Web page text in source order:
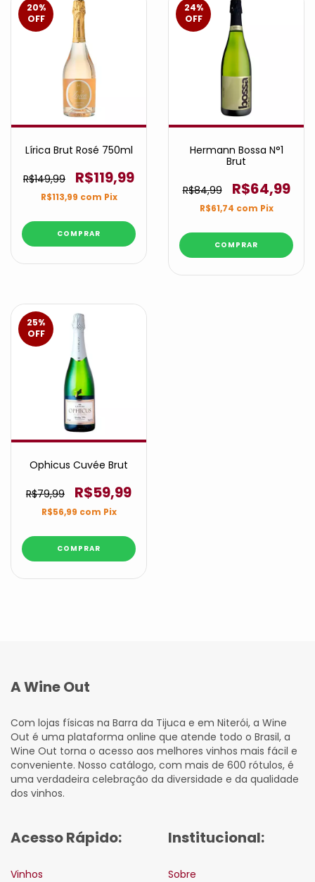
20%
OFF
Lírica Brut Rosé 750ml
R$149,99 R$119,99
R$113,99 com Pix
24%
OFF
Hermann Bossa N°1
Brut
R$84,99 R$64,99
R$61,74 com Pix
25%
OFF
Ophicus Cuvée Brut
R$79,99 R$59,99
R$56,99 com Pix
A Wine Out
Com lojas físicas na Barra da Tijuca e em Niterói, a Wine
Out é uma plataforma online que atende todo o Brasil, a
Wine Out torna o acesso aos melhores vinhos mais fácil e
conveniente. Nosso catálogo, com mais de 600 rótulos, é
uma verdadeira celebração da diversidade e da qualidade
dos vinhos.
Acesso Rápido:
Vinhos
Institucional:
Sobre